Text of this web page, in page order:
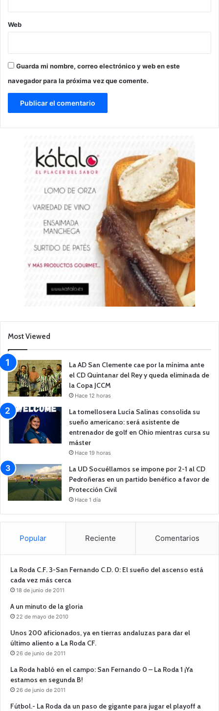
Web
Guarda mi nombre, correo electrónico y web en este
navegador para la próxima vez que comente.
Most Viewed
La AD San Clemente cae por la mínima ante
el CD Quintanar del Rey y queda eliminada de
la Copa JCCM
Hace 12 horas
La tomellosera Lucía Salinas consolida su
sueño americano: será asistente de
entrenador de golf en Ohio mientras cursa su
máster
Hace 19 horas
La UD Socuéllamos se impone por 2-1 al CD
Pedroñeras en un partido benéfico a favor de
Protección Civil
Hace 1 día
Popular Reciente Comentarios
La Roda C.F. 3-San Fernando C.D. 0: El sueño del ascenso está
cada vez más cerca
18 de junio de 2011
A un minuto de la gloria
22 de mayo de 2010
Unos 200 aficionados, ya en tierras andaluzas para dar el
último aliento a La Roda CF.
26 de junio de 2011
La Roda habló en el campo: San Fernando 0 – La Roda 1 ¡Ya
estamos en segunda B!
26 de junio de 2011
Fútbol.- La Roda da un paso de gigante para jugar el playoff a